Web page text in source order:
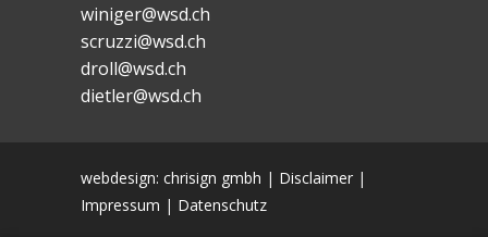
winiger@wsd.ch
scruzzi@wsd.ch
droll@wsd.ch
dietler@wsd.ch
webdesign: chrisign gmbh | Disclaimer |
Impressum | Datenschutz